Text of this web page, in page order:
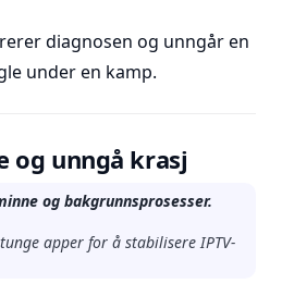
diagnosen og unngår en
under en kamp.
og unngå krasj
og bakgrunnsprosesser.
apper for å stabilisere IPTV-